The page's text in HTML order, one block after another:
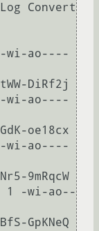
Log Convert
DiRf2j
oe18cx
9mRqcW
GpKNeQ